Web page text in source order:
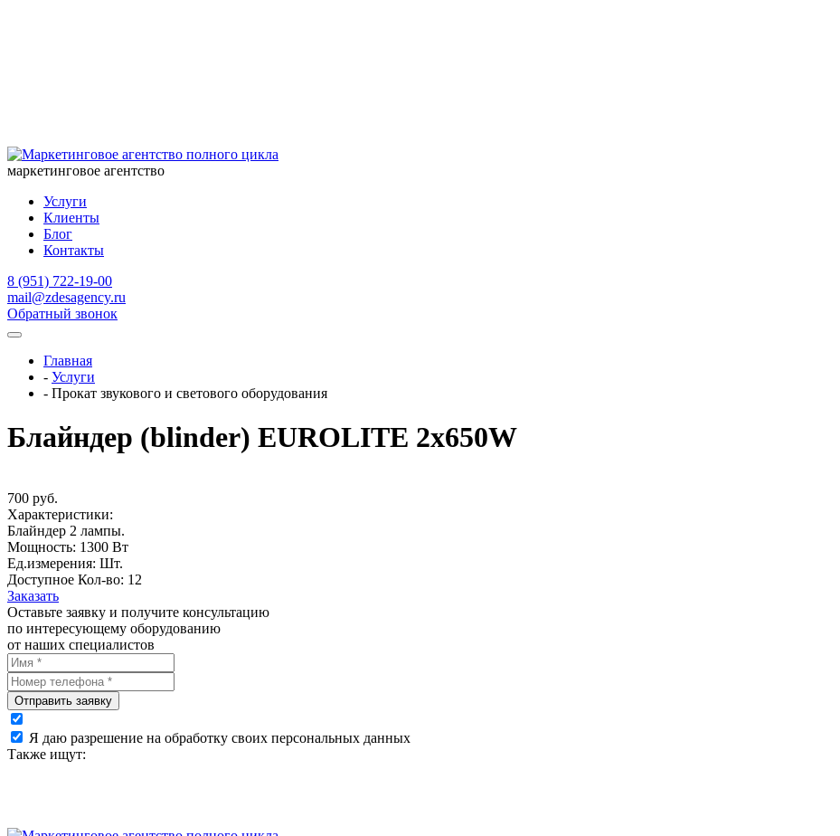
маркетинговое агентство
Услуги
Клиенты
Блог
Контакты
8 (951) 722-19-00
mail@zdesagency.ru
Обратный звонок
Главная
- Услуги
- Прокат звукового и светового оборудования
Блайндер (blinder) EUROLITE 2x650W
700 руб.
Характеристики:
Блайндер 2 лампы.
Мощность: 1300 Вт
Ед.измерения: Шт.
Доступное Кол-во: 12
Заказать
Оставьте заявку и получите консультацию
по интересующему оборудованию
от наших специалистов
Отправить заявку
Я даю разрешение на обработку своих персональных данных
Также ищут: